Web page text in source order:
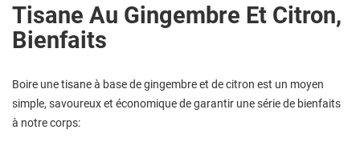
Tisane Au Gingembre Et Citron,
Bienfaits
Boire une tisane à base de gingembre et de citron est un moyen
simple, savoureux et économique de garantir une série de bienfaits
à notre corps: